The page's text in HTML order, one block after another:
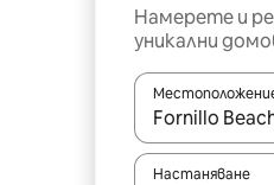
Намерете и
уникални
Когато
Настаняване